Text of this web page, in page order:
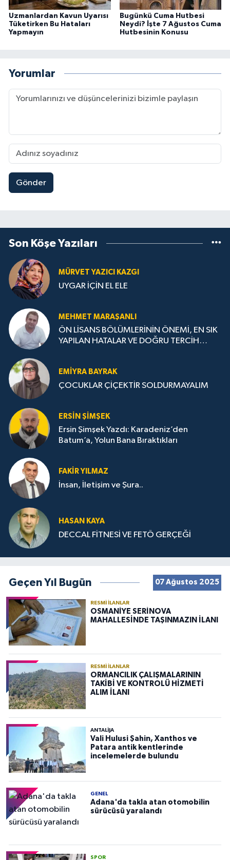
Uzmanlardan Kavun Uyarısı
Tüketirken Bu Hataları
Yapmayın
Bugünkü Cuma Hutbesi
Neydi? İşte 7 Ağustos Cuma
Hutbesinin Konusu
Yorumlar
Gönder
Son Köşe Yazıları
MÜRVET YAZICI KAZGI
UYGAR İÇİN EL ELE
MEHMET MARAŞANLI
ÖN LİSANS BÖLÜMLERİNİN ÖNEMİ, EN SIK
YAPILAN HATALAR VE DOĞRU TERCİH
EMIYRA BAYRAK
ÇOCUKLAR ÇİÇEKTİR SOLDURMAYALIM
ERSIN ŞIMŞEK
Ersin Şimşek Yazdı: Karadeniz’den
Batum’a, Yolun Bana Bıraktıkları
FAKIR YILMAZ
İnsan, İletişim ve Şura..
HASAN KAYA
DECCAL FİTNESİ VE FETÖ GERÇEĞİ
Geçen Yıl Bugün 07 Ağustos 2025
RESMI İLANLAR
OSMANİYE SERİNOVA
MAHALLESİNDE TAŞINMAZIN İLANI
RESMI İLANLAR
ORMANCILIK ÇALIŞMALARININ
TAKİBİ VE KONTROLÜ HİZMETİ
ALIM İLANI
ANTALIJA
Vali Hulusi Şahin, Xanthos ve
Patara antik kentlerinde
incelemelerde bulundu
GENEL
Adana'da takla atan otomobilin
sürücüsü yaralandı
SPOR